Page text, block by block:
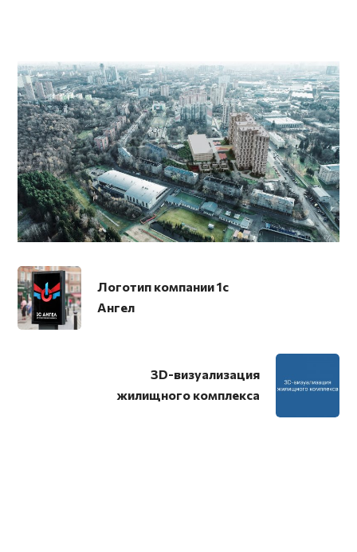
Логотип компании 1с
Ангел
3D-визуализация
жилищного комплекса